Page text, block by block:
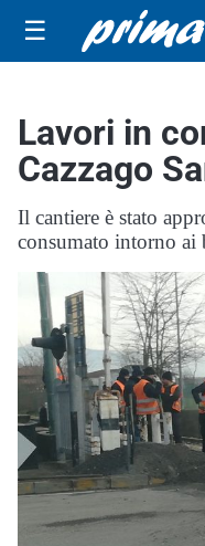
☰
Lavori in
Cazzago
Il cantiere è stato
consumato intorno ai